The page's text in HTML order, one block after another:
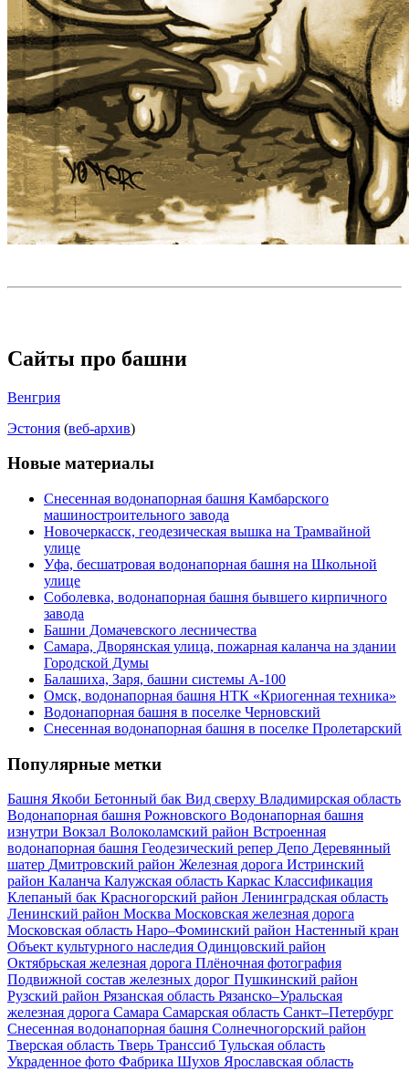
Сайты про башни
Венгрия
Эстония (веб-архив)
Новые материалы
Снесенная водонапорная башня Камбарского
машиностроительного завода
Новочеркасск, геодезическая вышка на Трамвайной
улице
Уфа, бесшатровая водонапорная башня на Школьной
улице
Соболевка, водонапорная башня бывшего кирпичного
завода
Башни Домачевского лесничества
Самара, Дворянская улица, пожарная каланча на здании
Городской Думы
Балашиха, Заря, башни системы А-100
Омск, водонапорная башня НТК «Криогенная техника»
Водонапорная башня в поселке Черновский
Снесенная водонапорная башня в поселке Пролетарский
Популярные метки
Башня Якоби Бетонный бак Вид сверху Владимирская область
Водонапорная башня Рожновского Водонапорная башня
изнутри Вокзал Волоколамский район Встроенная
водонапорная башня Геодезический репер Депо Деревянный
шатер Дмитровский район Железная дорога Истринский
район Каланча Калужская область Каркас Классификация
Клепаный бак Красногорский район Ленинградская область
Ленинский район Москва Московская железная дорога
Московская область Наро–Фоминский район Настенный кран
Объект культурного наследия Одинцовский район
Октябрьская железная дорога Плёночная фотография
Подвижной состав железных дорог Пушкинский район
Рузский район Рязанская область Рязанско–Уральская
железная дорога Самара Самарская область Санкт–Петербург
Снесенная водонапорная башня Солнечногорский район
Тверская область Тверь Транссиб Тульская область
Украденное фото Фабрика Шухов Ярославская область